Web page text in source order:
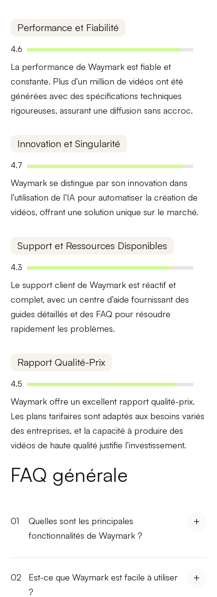
Performance et Fiabilité
4.6
La performance de Waymark estfiable et
constante. Plus d’un million de vidéos ont été
générées avec des spécifications techniques
rigoureuses, assurant une diffusion sans accroc.
Innovation et Singularité
4.7
Waymark se distingue par soninnovation dans
l’utilisation de l’IA pour automatiser la création de
vidéos, offrant une solution unique sur le marché.
Support et Ressources Disponibles
4.3
Le support client de Waymark est réactif et
complet, avec un centre d’aide fournissant des
guides détaillés et des FAQ pour résoudre
rapidement les problèmes.
Rapport Qualité-Prix
4.5
Waymark offre unexcellent rapport qualité-prix.
Les plans tarifaires sont adaptés aux besoins variés
des entreprises, et la capacité à produire des
vidéos de haute qualité justifie l’investissement.
FAQ générale
01
Quelles sont les principales
fonctionnalités de Waymark ?
02
Est-ce que Waymark est facile à utiliser
?